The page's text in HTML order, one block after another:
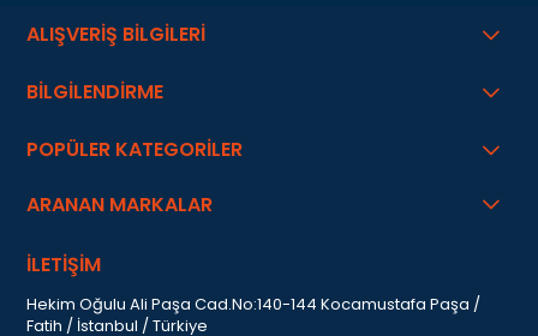
ALIŞVERİŞ BİLGİLERİ
BİLGİLENDİRME
POPÜLER KATEGORİLER
ARANAN MARKALAR
İLETİŞİM
Hekim Oğulu Ali Paşa Cad.No:140-144 Kocamustafa Paşa /
Fatih / İstanbul / Türkiye